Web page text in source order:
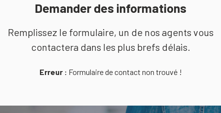
Demander des informations
Remplissez le formulaire, un de nos agents vous
contactera dans les plus brefs délais.
Erreur : Formulaire de contact non trouvé !